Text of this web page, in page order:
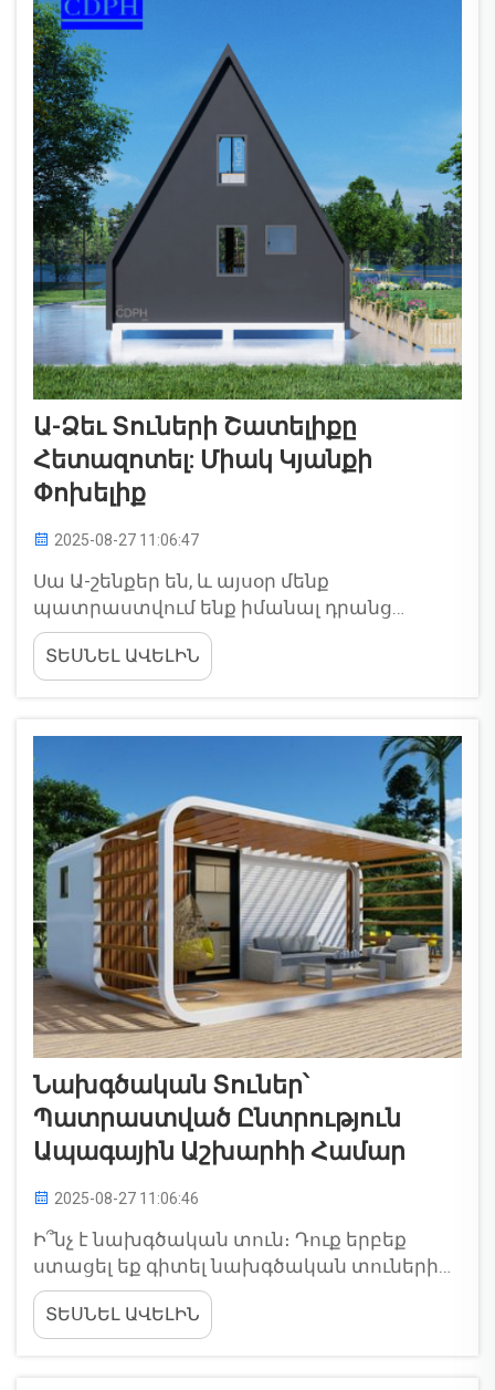
Ա-Ձեւ Տուների Շատելիքը
Հետազոտել: Միակ Կյանքի
Փոխելիք
2025-08-27 11:06:47
Սա Ա-շենքեր են, և այսօր մենք
պատրաստվում ենք իմանալ դրանց
մասին: CDPH մոդուլային Ա-տիպի տները
եզակի ձև ունեն և սովորական տներ չեն,
որոնք դուք կտեսնեիք ձեր շրջանում: Հենց
հետաքրքիր և զվարճալի է քննարկել:
ՏԵՍՆԵԼ ԱՎԵԼԻՆ
Նախգծական Տուներ՝
Պատրաստված Ընտրություն
Ապագային Աշխարհի Համար
2025-08-27 11:06:46
Ի՞նչ է նախգծական տուն։ Դուք երբեք
ստացել եք գիտել նախգծական տուների
մասին։ Դա միակ տեսակ տուն է, որը
արդեն կառուցված է ֆաբրիկայում, և
ապա ուղարկվում է տարածք, որտեղ
ՏԵՍՆԵԼ ԱՎԵԼԻՆ